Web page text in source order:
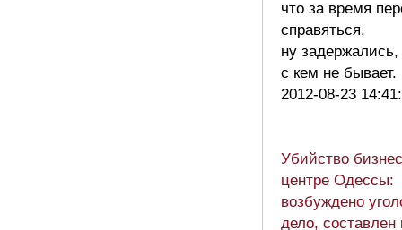
что за время
справяться,
ну задержались,
с кем не
2012-08-23
Убийство
центре Одессы:
возбуждено
дело, составлен